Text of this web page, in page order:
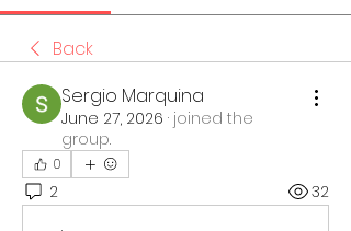
Back
Sergio Marquina
June 27, 2026 · joined the
group.
0
2 32